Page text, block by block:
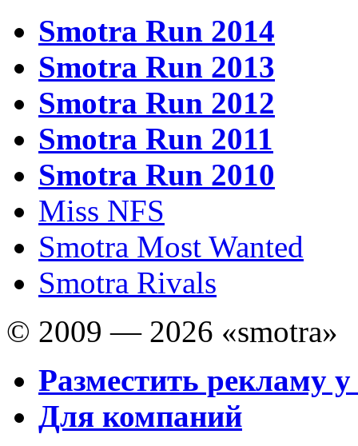
Smotra Run 2014
Smotra Run 2013
Smotra Run 2012
Smotra Run 2011
Smotra Run 2010
Miss NFS
Smotra Most Wanted
Smotra Rivals
© 2009 — 2026 «smotra»
Разместить рекламу у
Для компаний